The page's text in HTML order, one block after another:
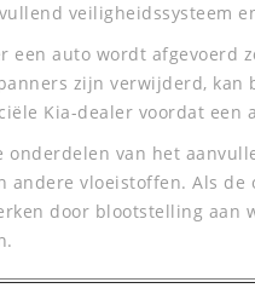
veiligheidssysteem
een auto wordt afgevoerd
zijn verwijderd, kan
Kia-dealer voordat een
onderdelen van het
andere vloeistoffen. Als
door blootstelling aan